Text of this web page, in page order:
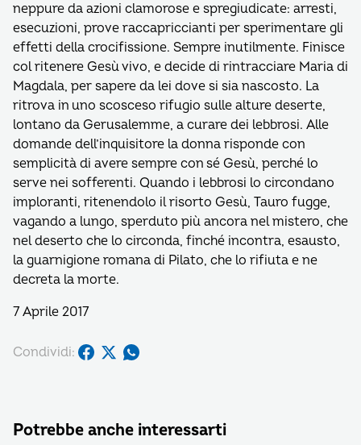
neppure da azioni clamorose e spregiudicate: arresti,
esecuzioni, prove raccapriccianti per sperimentare gli
effetti della crocifissione. Sempre inutilmente. Finisce
col ritenere Gesù vivo, e decide di rintracciare Maria di
Magdala, per sapere da lei dove si sia nascosto. La
ritrova in uno scosceso rifugio sulle alture deserte,
lontano da Gerusalemme, a curare dei lebbrosi. Alle
domande dell’inquisitore la donna risponde con
semplicità di avere sempre con sé Gesù, perché lo
serve nei sofferenti. Quando i lebbrosi lo circondano
imploranti, ritenendolo il risorto Gesù, Tauro fugge,
vagando a lungo, sperduto più ancora nel mistero, che
nel deserto che lo circonda, finché incontra, esausto,
la guarnigione romana di Pilato, che lo rifiuta e ne
decreta la morte.
7 Aprile 2017
Condividi:
Potrebbe anche interessarti